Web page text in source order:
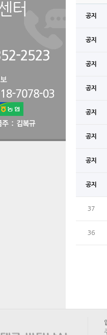
공지
공지
공지
공지
공지
공지
공지
공지
37
36